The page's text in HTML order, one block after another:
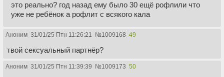
это реально? год назад ему было 30 ещё рофлили что
уже не ребёнок а рофлит с всякого кала
Аноним 31/01/25 Птн 11:26:21 №1009168 49
твой сексуальный партнёр?
Аноним 31/01/25 Птн 11:39:39 №1009173 50